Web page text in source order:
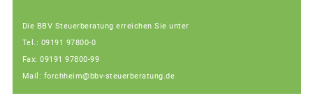
Die BBV Steuerberatung erreichen Sie unter
Tel.: 09191 97800-0
Fax: 09191 97800-99
Mail: forchheim@bbv-steuerberatung.de